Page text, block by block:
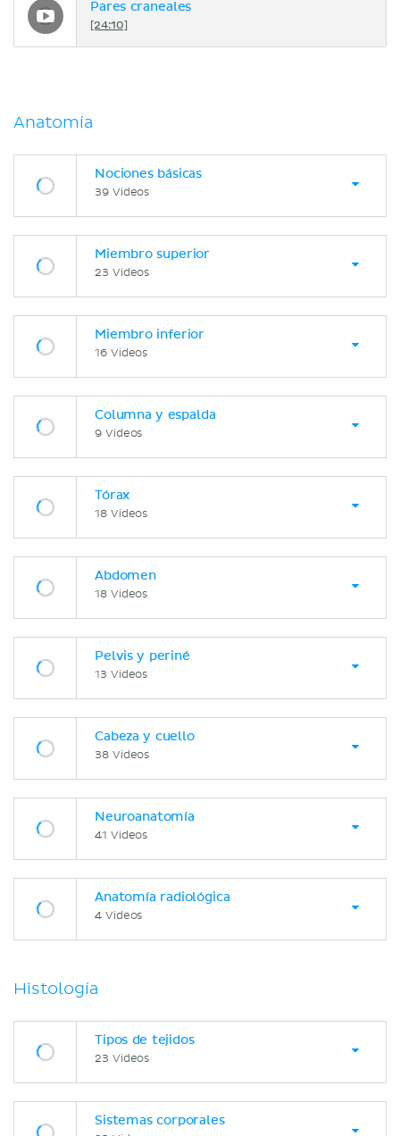
Pares craneales
[24:10]
Anatomía
Nociones básicas
39 Videos
Miembro superior
23 Videos
Miembro inferior
16 Videos
Columna y espalda
9 Videos
Tórax
18 Videos
Abdomen
18 Videos
Pelvis y periné
13 Videos
Cabeza y cuello
38 Videos
Neuroanatomía
41 Videos
Anatomía radiológica
4 Videos
Histología
Tipos de tejidos
23 Videos
Sistemas corporales